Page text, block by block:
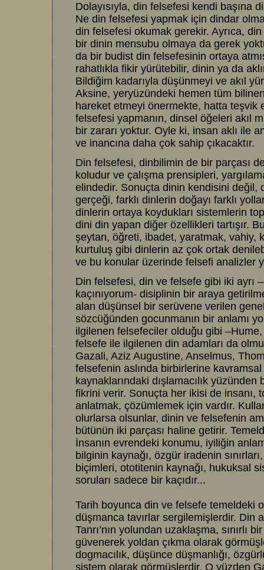
Dolayısıyla, din felsefesi kendi başına
Ne din felsefesi yapmak için dindar
din felsefesi okumak gerekir. Ayrıca,
bir dinin mensubu olmaya da gerek
da bir budist din felsefesinin ortaya
rahatlıkla fikir yürütebilir, dinin ya da
Bildiğim kadarıyla düşünmeyi ve akıl
Aksine, yeryüzündeki hemen tüm
hareket etmeyi önermekte, hatta teşvik
felsefesi yapmanın, dinsel öğeleri akıl
bir zararı yoktur. Oyle ki, insan aklı ile
ve inancına daha çok sahip çıkacaktır.
Din felsefesi, dinbilimin de bir parçası
koludur ve çalışma prensipleri,
elindedir. Sonuçta dinin kendisini değil,
gerçeği, farklı dinlerin doğayı farklı
dinlerin ortaya koydukları sistemlerin
dini din yapan diğer özellikleri tartışır.
şeytan, öğreti, ibadet, yaratmak, vahiy,
kurtuluş gibi dinlerin az çok ortak
ve bu konular üzerinde felsefi analizler
Din felsefesi, din ve felsefe gibi iki ayrı
kaçınıyorum- disiplinin bir araya
alan düşünsel bir serüvene verilen
sözcüğünden gocunmanın bir anlamı
ilgilenen felsefeciler olduğu gibi
felsefe ile ilgilenen din adamları da
Gazali, Aziz Augustine, Anselmus,
felsefenin aslında birbirlerine kavramsal
kaynaklarındaki dışlamacılık
fikrini verir. Sonuçta her ikisi de insanı,
anlatmak, çözümlemek için vardır.
olurlarsa olsunlar, dinin ve felsefenin
bütünün iki parçası haline getirir.
İnsanın evrendeki konumu, iyiliğin
bilginin kaynağı, özgür iradenin
biçimleri, ototitenin kaynağı, hukuksal
soruları sadece bir kaçıdır...
Tarih boyunca din ve felsefe temeldeki
düşmanca tavırlar sergilemişlerdir. Din
Tanrı’nın yolundan uzaklaşma, sınırlı
güvenerek yoldan çıkma olarak
dogmacılık, düşünce düşmanlığı,
sistem olarak görmüşlerdir. O yüzden